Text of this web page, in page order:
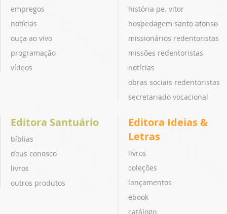
empregos
notícias
ouça ao vivo
programação
vídeos
história pe. vitor
hospedagem santo afonso
missionários redentoristas
missões redentoristas
notícias
obras sociais redentoristas
secretariado vocacional
Editora Santuário
bíblias
deus conosco
livros
outros produtos
Editora Ideias &
Letras
livros
coleções
lançamentos
ebook
catálogo